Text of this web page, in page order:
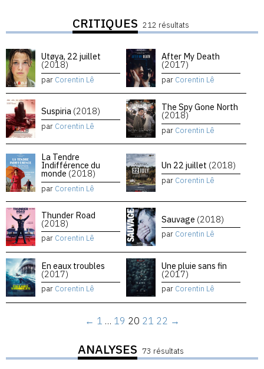
CRITIQUES 212 résultats
Utøya, 22 juillet
(2018)
par Corentin Lê
After My Death
(2017)
par Corentin Lê
Suspiria (2018)
par Corentin Lê
The Spy Gone North
(2018)
par Corentin Lê
La Tendre
Indifférence du
monde (2018)
par Corentin Lê
Un 22 juillet (2018)
par Corentin Lê
Thunder Road
(2018)
par Corentin Lê
Sauvage (2018)
par Corentin Lê
En eaux troubles
(2017)
par Corentin Lê
Une pluie sans fin
(2017)
par Corentin Lê
← 1 … 19 20 21 22 →
ANALYSES 73 résultats